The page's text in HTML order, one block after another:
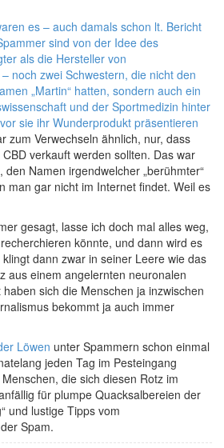
es – auch damals schon lt. Bericht
sind von der Idee des
als die Hersteller von
noch zwei Schwestern, die nicht den
„Martin“ hatten, sondern auch ein
und der Sportmedizin hinter
sie ihr Wunderprodukt präsentieren
zum Verwechseln ähnlich, nur, dass
verkauft werden sollten. Das war
Namen irgendwelcher „berühmter“
man gar nicht im Internet findet. Weil es
gesagt, lasse ich doch mal alles weg,
könnte, und dann wird es
dann zwar in seiner Leere wie das
aus einem angelernten neuronalen
sich die Menschen ja inzwischen
bekommt ja auch immer
Löwen unter Spammern schon einmal
jeden Tag im Pesteingang
die sich diesen Rotz im
für plumpe Quacksalbereien der
und lustige Tipps vom
Spam.